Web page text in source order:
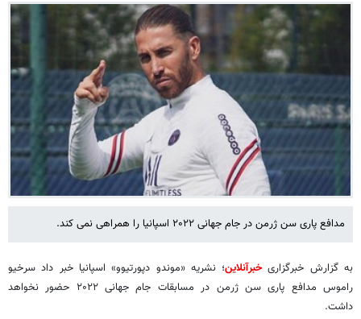
مدافع پاری سن ژرمن در جام جهانی ۲۰۲۲ اسپانیا را همراهی نمی کند.
به گزارش خبرگزاریخبرآنلاین؛ نشریه «موندو دپورتیوو» اسپانیا خبر داد سرخیو
راموس مدافع پاری سن ژرمن در مسابقات جام جهانی ۲۰۲۲ حضور نخواهد
داشت.